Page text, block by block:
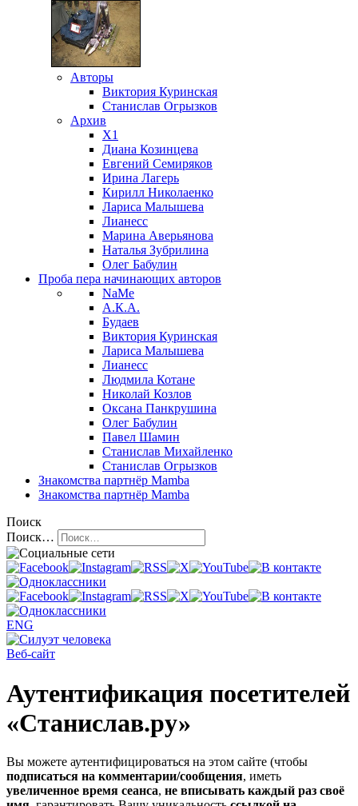
Авторы
Виктория Куринская
Станислав Огрызков
Архив
X1
Диана Козинцева
Евгений Семиряков
Ирина Лагерь
Кирилл Николаенко
Лариса Малышева
Лианесс
Марина Аверьянова
Наталья Зубрилина
Олег Бабулин
Проба пера начинающих авторов
NaMe
А.К.А.
Будаев
Виктория Куринская
Лариса Малышева
Лианесс
Людмила Котане
Николай Козлов
Оксана Панкрушина
Олег Бабулин
Павел Шамин
Станислав Михайленко
Станислав Огрызков
Знакомства партнёр Mamba
Знакомства партнёр Mamba
Поиск
Поиск…
ENG
Веб-сайт
Аутентификация посетителей
«Станислав.ру»
Вы можете аутентифицироваться на этом сайте (чтобы
подписаться на комментарии/сообщения, иметь
увеличенное время сеанса, не вписывать каждый раз своё